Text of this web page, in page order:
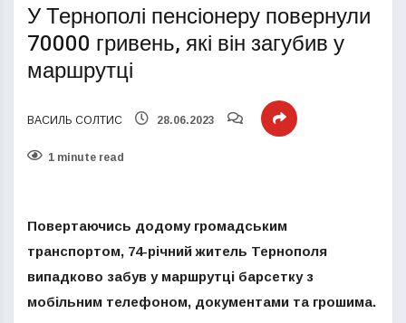
У Тернополі пенсіонеру повернули
70000 гривень, які він загубив у
маршрутці
ВАСИЛЬ СОЛТИС 28.06.2023
1 minute read
Повертаючись додому громадським
транспортом, 74-річний житель Тернополя
випадково забув у маршрутці барсетку з
мобільним телефоном, документами та грошима.